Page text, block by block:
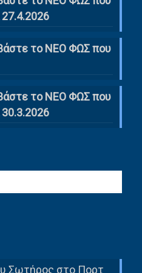
το ΝΕΟ ΦΩΣ που
το ΝΕΟ ΦΩΣ που
Σωτήρος στο Πορτ